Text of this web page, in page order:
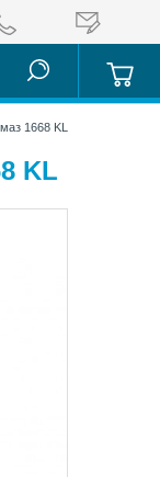
1668 KL
KL